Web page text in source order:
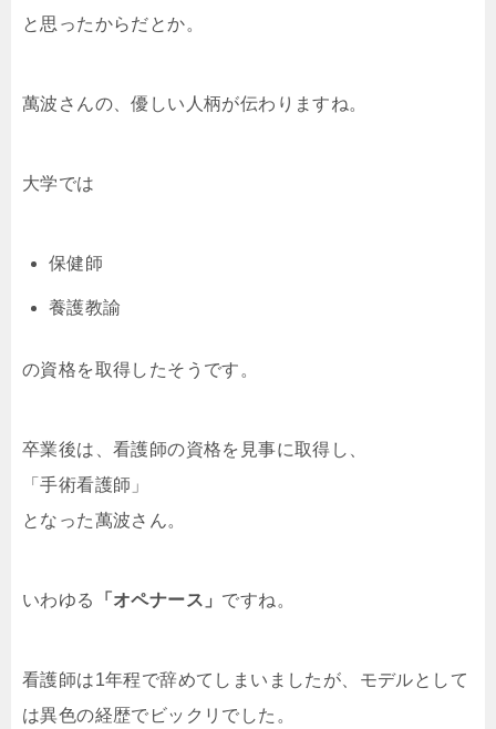
と思ったからだとか。
萬波さんの、優しい人柄が伝わりますね。
大学では
保健師
養護教諭
の資格を取得したそうです。
卒業後は、看護師の資格を見事に取得し、
「手術看護師」
となった萬波さん。
いわゆる 「オペナース」 ですね。
看護師は1年程で辞めてしまいましたが、モデルとして
は異色の経歴でビックリでした。